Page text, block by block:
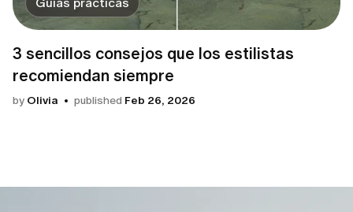
3 sencillos consejos que los estilistas
recomiendan siempre
by Olivia published Feb 26, 2026